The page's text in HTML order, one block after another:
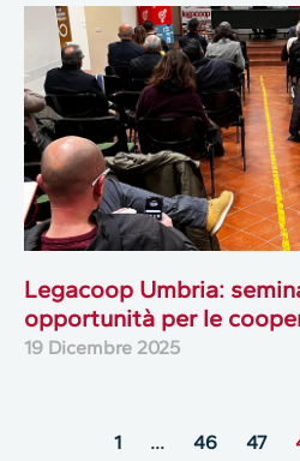
Legacoop Umbria:
opportunità per le
19 Dicembre 2025
1 … 46 47